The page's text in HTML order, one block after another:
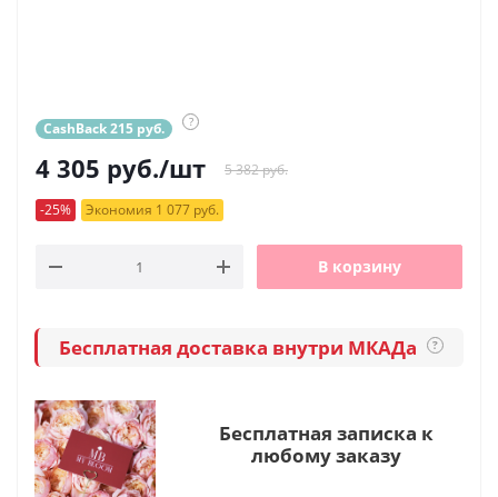
CashBack 215 руб. ?
4 305 руб./шт 5 382 руб.
-25% Экономия 1 077 руб.
В корзину
Бесплатная доставка внутри МКАДа ?
Бесплатная записка к
любому заказу